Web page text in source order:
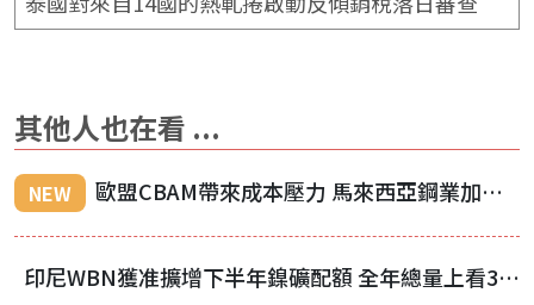
其他人也在看 ...
NEW 歐盟CBAM帶來成本壓力 馬來西亞鋼業加速低碳轉型
印尼WBN獲准擴增下半年鎳礦配額 全年總量上看3700萬濕噸